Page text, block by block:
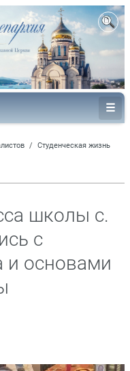
/ Студенческая жизнь
школы с.
с
и основами